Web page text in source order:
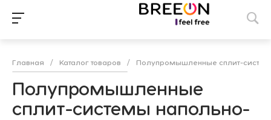
Главная / Каталог товаров / Полупромышленные сплит-
Полупромышленные
сплит-системы напольно-